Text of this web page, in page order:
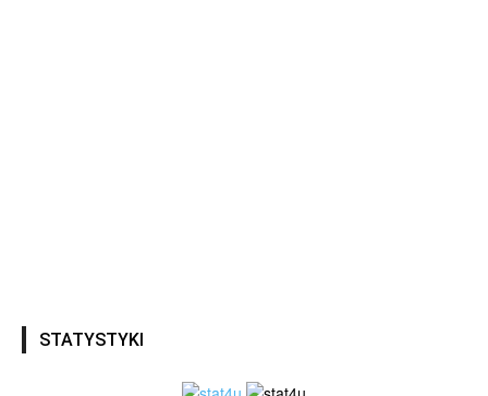
STATYSTYKI